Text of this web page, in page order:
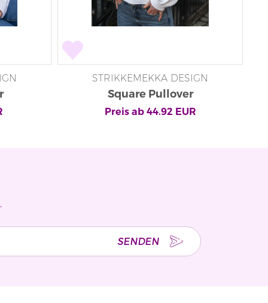
STRIKKEMEKKA DESIGN
Square Pullover
Preis ab 44.92 EUR
SENDEN